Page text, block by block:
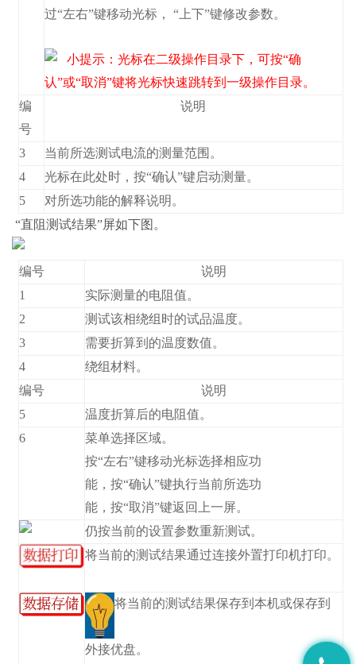
过“左右”键移动光标， “上下”键修改参数。
小提示：光标在二级操作目录下，可按“确
认”或“取消”键将光标快速跳转到一级操作目录。
编
号
说明
3
当前所选测试电流的测量范围。
4
光标在此处时，按“确认”键启动测量。
5
对所选功能的解释说明。
“直阻测试结果”屏如下图。
编号
说明
1
实际测量的电阻值。
2
测试该相绕组时的试品温度。
3
需要折算到的温度数值。
4
绕组材料。
编号
说明
5
温度折算后的电阻值。
6
菜单选择区域。
按“左右”键移动光标选择相应功
能，按“确认”键执行当前所选功
能，按“取消”键返回上一屏。
仍按当前的设置参数重新测试。
将当前的测试结果通过连接外置打印机打印。
将当前的测试结果保存到本机或保存到
外接优盘。